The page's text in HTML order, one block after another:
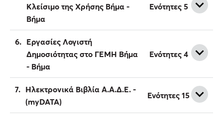
Κλείσιμο της Χρήσης Βήμα -
Βήμα
Ενότητες 5
6. Εργασίες Λογιστή
Δημοσιότητας στο ΓΕΜΗ Βήμα
- Βήμα
Ενότητες 4
7. Ηλεκτρονικά Βιβλία Α.Α.Δ.Ε. -
(myDATA)
Ενότητες 15